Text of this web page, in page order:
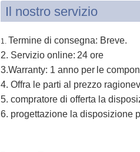
Il nostro servizio
1. Termine di consegna: Breve.
2. Servizio online: 24 ore
3.Warranty: 1 anno per le
4. Offra le parti al prezzo
5. compratore di offerta la
6. progettazione la disposizione